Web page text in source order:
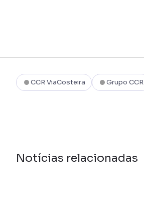
CCR ViaCosteira Grupo CCR
Notícias relacionadas